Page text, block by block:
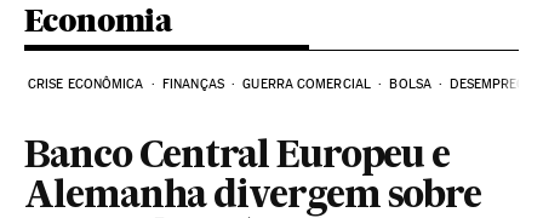
Economia
CRISE ECONÔMICA FINANÇAS GUERRA COMERCIAL BOLSA DESEMPREGO
Banco Central Europeu e
Alemanha divergem sobre